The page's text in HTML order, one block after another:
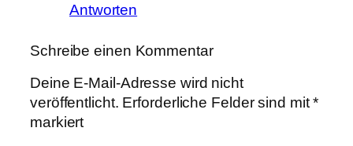
Antworten
Schreibe einen Kommentar
Deine E-Mail-Adresse wird nicht
veröffentlicht. Erforderliche Felder sind mit*
markiert